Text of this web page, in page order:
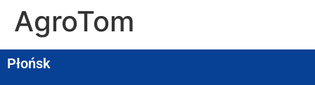
AgroTom
Płońsk